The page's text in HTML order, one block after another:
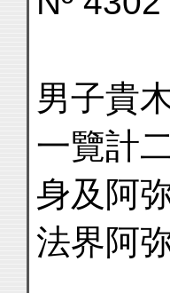
男子貴
一覽計
身及阿
法界阿